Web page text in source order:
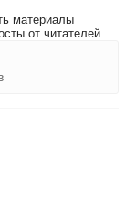
материалы
от читателей.